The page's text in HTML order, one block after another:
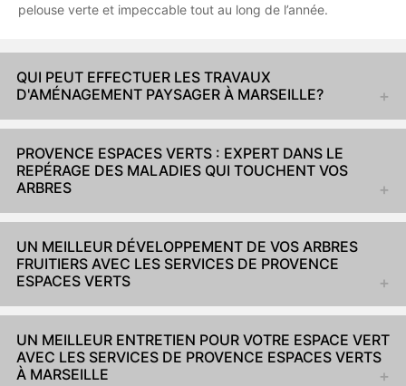
pelouse verte et impeccable tout au long de l’année.
QUI PEUT EFFECTUER LES TRAVAUX
D'AMÉNAGEMENT PAYSAGER À MARSEILLE?
PROVENCE ESPACES VERTS : EXPERT DANS LE
REPÉRAGE DES MALADIES QUI TOUCHENT VOS
ARBRES
UN MEILLEUR DÉVELOPPEMENT DE VOS ARBRES
FRUITIERS AVEC LES SERVICES DE PROVENCE
ESPACES VERTS
UN MEILLEUR ENTRETIEN POUR VOTRE ESPACE VERT
AVEC LES SERVICES DE PROVENCE ESPACES VERTS
À MARSEILLE